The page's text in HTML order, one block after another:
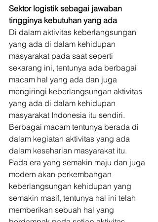
Sektor logistik sebagai jawaban
tingginya kebutuhan yang ada
Di dalam aktivitas keberlangsungan
yang ada di dalam kehidupan
masyarakat pada saat seperti
sekarang ini, tentunya ada berbagai
macam hal yang ada dan juga
mengiringi keberlangsungan aktivitas
yang ada di dalam kehidupan
masyarakat Indonesia itu sendiri.
Berbagai macam tentunya berada di
dalam kegiatan aktivitas yang ada
dalam keseharian masyarakat itu.
Pada era yang semakin maju dan juga
modern akan perkembangan
keberlangsungan kehidupan yang
semakin masif, tentunya hal ini telah
memberikan sebuah hal yang